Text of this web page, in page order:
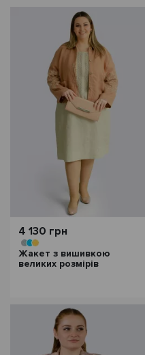
4 130 грн
Жакет з вишивкою
великих розмірів